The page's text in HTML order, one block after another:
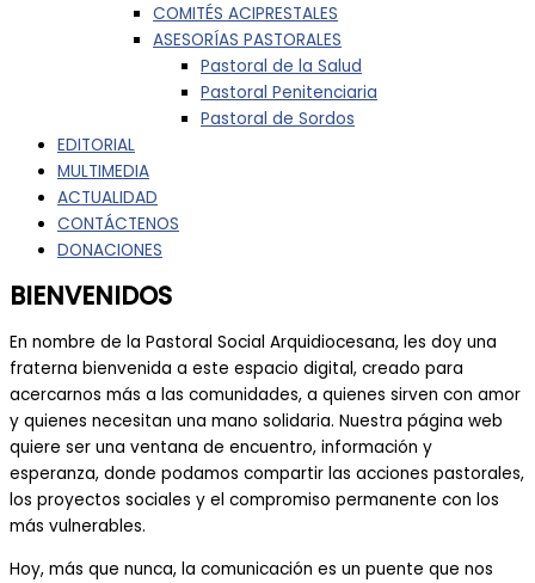
COMITÉS ACIPRESTALES
ASESORÍAS PASTORALES
Pastoral de la Salud
Pastoral Penitenciaria
Pastoral de Sordos
EDITORIAL
MULTIMEDIA
ACTUALIDAD
CONTÁCTENOS
DONACIONES
BIENVENIDOS
En nombre de la Pastoral Social Arquidiocesana, les doy una
fraterna bienvenida a este espacio digital, creado para
acercarnos más a las comunidades, a quienes sirven con amor
y quienes necesitan una mano solidaria. Nuestra página web
quiere ser una ventana de encuentro, información y
esperanza, donde podamos compartir las acciones pastorales,
los proyectos sociales y el compromiso permanente con los
más vulnerables.
Hoy, más que nunca, la comunicación es un puente que nos